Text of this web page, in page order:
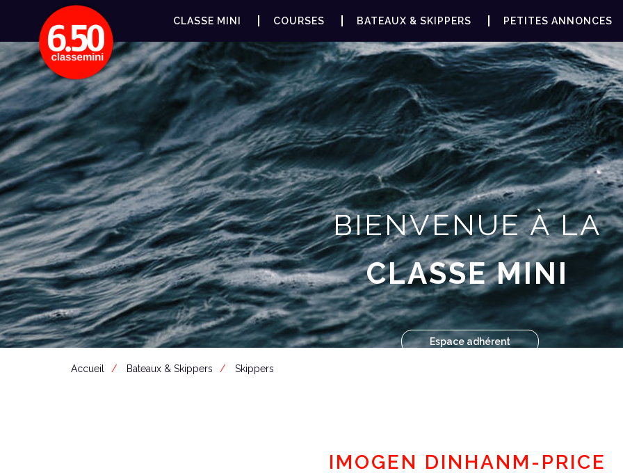
CLASSE MINI COURSES BATEAUX & SKIPPERS PETITES ANNONCES
BIENVENUE À LA
CLASSE MINI
Espace adhérent
Accueil Bateaux & Skippers Skippers
IMOGEN DINHANM-PRICE